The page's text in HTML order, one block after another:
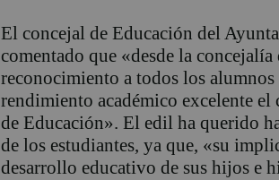
El concejal de Educación del
comentado que «desde la
reconocimiento a todos los
rendimiento académico excelente
de Educación». El edil ha querido
de los estudiantes, ya que, «su
desarrollo educativo de sus hijos e